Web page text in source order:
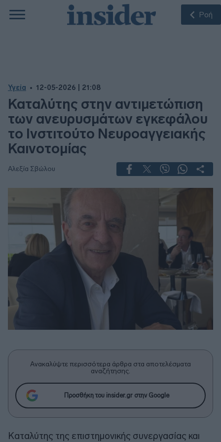
Ροή
Υγεία 12-05-2026 | 21:08
Καταλύτης στην αντιμετώπιση
των ανευρυσμάτων εγκεφάλου
το Ινστιτούτο Νευροαγγειακής
Καινοτομίας
Αλεξία Σβώλου
Ανακαλύψτε περισσότερα άρθρα στα αποτελέσματα
αναζήτησης.
Προσθήκη του insider.gr στην Google
Καταλύτης της επιστημονικής συνεργασίας και